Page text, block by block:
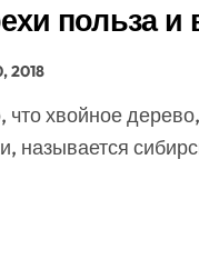
польза и
2018
называется